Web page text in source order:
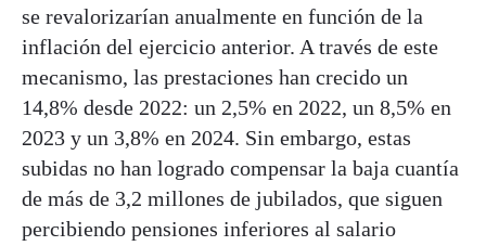
se revalorizarían anualmente en función de la
inflación del ejercicio anterior. A través de este
mecanismo, las prestaciones han crecido un
14,8% desde 2022: un 2,5% en 2022, un 8,5% en
2023 y un 3,8% en 2024. Sin embargo, estas
subidas no han logrado compensar la baja cuantía
de más de 3,2 millones de jubilados, que siguen
percibiendo pensiones inferiores al salario